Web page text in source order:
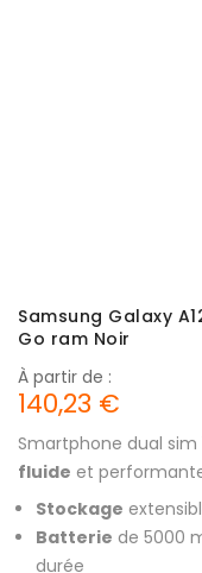
Samsung Galaxy
Go ram Noir
Smartphone dual sim
fluide et
À partir de :
140,23 €
Stockage
Batterie de 5000
durée